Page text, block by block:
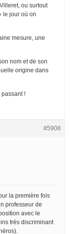
ou surtout
le jour où on
mesure, une
nom et de son
origine dans
!
#5908
la première fois
professeur de
avec le
très discriminant